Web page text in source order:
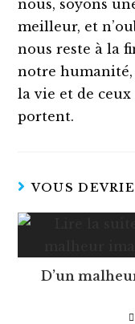
nous, soyons
meilleur, et
nous reste à la
notre humanité,
la vie et de
portent.
VOUS
D’un